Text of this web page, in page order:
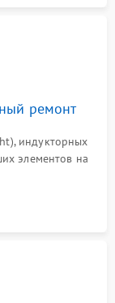
ремонт
индукторных
элементов на